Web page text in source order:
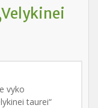
vyko
taurei“